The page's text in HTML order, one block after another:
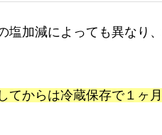
加減によっても異なり
てからは冷蔵保存で１ヶ